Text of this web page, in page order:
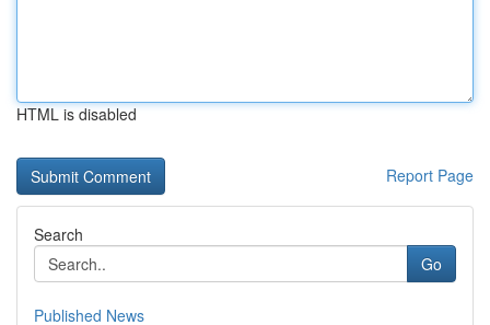
HTML is disabled
Report Page
Search
Go
Published News